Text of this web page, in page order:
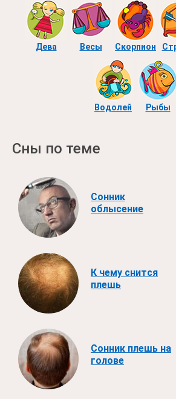
Дева Весы Скорпион
Водолей Рыбы
Сны по теме
Сонник
облысение
К чему снится
плешь
Сонник плешь на
голове